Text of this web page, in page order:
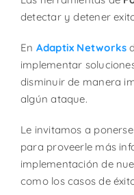
detectar y detener
En Adaptix Networks
implementar
disminuir de manera
algún ataque.
Le invitamos a
para proveerle más
implementación de
como los casos de